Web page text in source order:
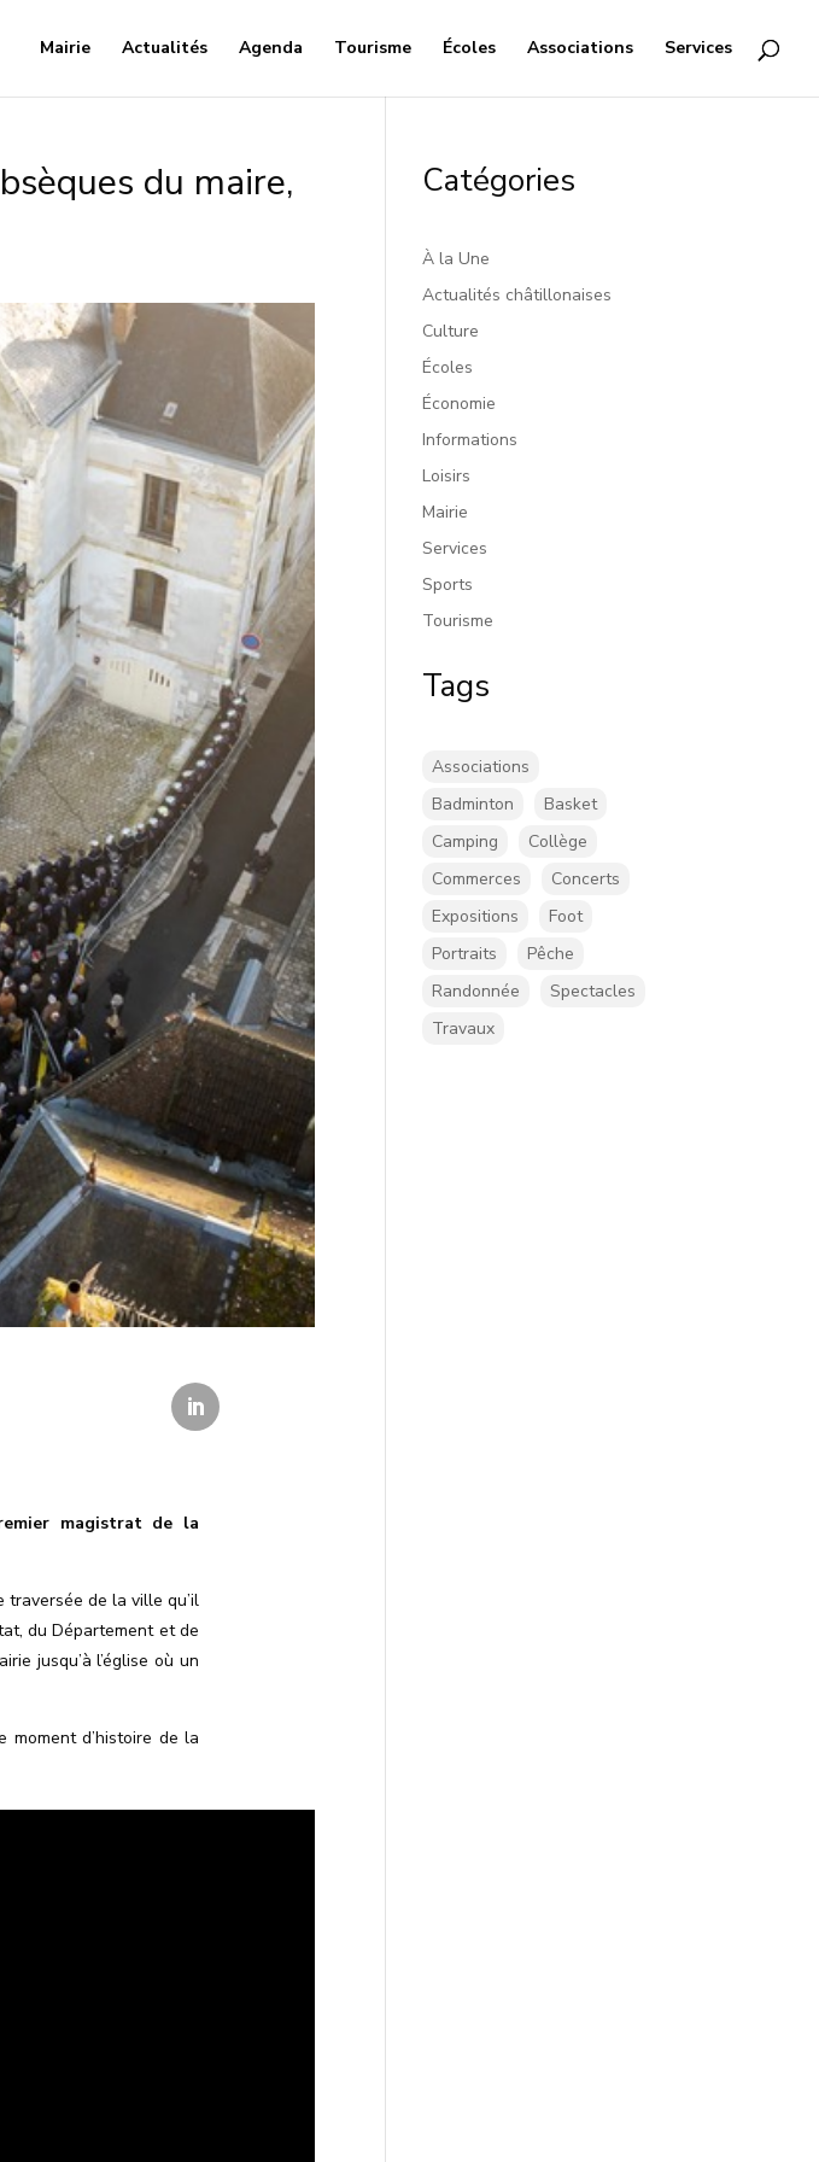
Mairie Actualités Agenda Tourisme Écoles Associations Services
du maire,
magistrat de la
traversée de la ville qu’il
du Département et de
jusqu’à l’église où un
moment d’histoire de la
Catégories
À la Une
Actualités châtillonaises
Culture
Écoles
Économie
Informations
Loisirs
Mairie
Services
Sports
Tourisme
Tags
Associations
Badminton
Basket
Camping
Collège
Commerces
Concerts
Expositions
Foot
Portraits
Pêche
Randonnée
Spectacles
Travaux